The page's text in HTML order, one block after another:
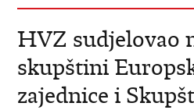
HVZ sudjelovao
skupštini
zajednice i